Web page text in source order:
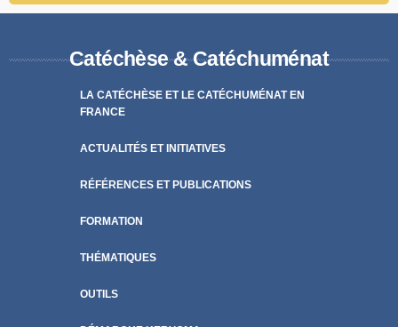
Catéchèse & Catéchuménat
LA CATÉCHÈSE ET LE CATÉCHUMÉNAT EN
FRANCE
ACTUALITÉS ET INITIATIVES
RÉFÉRENCES ET PUBLICATIONS
FORMATION
THÉMATIQUES
OUTILS